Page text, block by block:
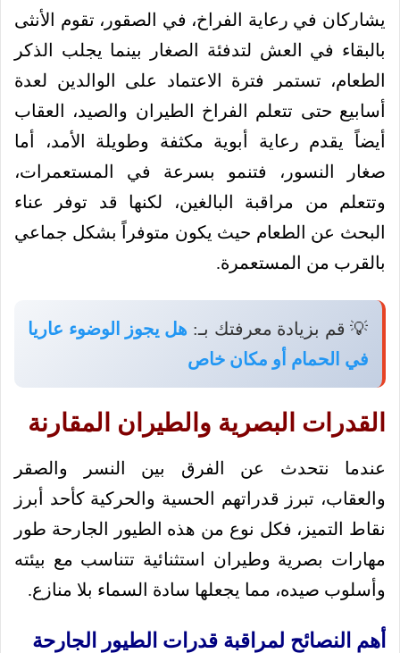
يشاركان في رعاية الفراخ، في الصقور، تقوم الأنثى
بالبقاء في العش لتدفئة الصغار بينما يجلب الذكر
الطعام، تستمر فترة الاعتماد على الوالدين لعدة
أسابيع حتى تتعلم الفراخ الطيران والصيد، العقاب
أيضاً يقدم رعاية أبوية مكثفة وطويلة الأمد، أما
صغار النسور، فتنمو بسرعة في المستعمرات،
وتتعلم من مراقبة البالغين، لكنها قد توفر عناء
البحث عن الطعام حيث يكون متوفراً بشكل جماعي
بالقرب من المستعمرة.
💡 قم بزيادة معرفتك بـ: هل يجوز الوضوء عاريا
في الحمام أو مكان خاص
القدرات البصرية والطيران المقارنة
عندما نتحدث عن الفرق بين النسر والصقر
والعقاب، تبرز قدراتهم الحسية والحركية كأحد أبرز
نقاط التميز، فكل نوع من هذه الطيور الجارحة طور
مهارات بصرية وطيران استثنائية تتناسب مع بيئته
وأسلوب صيده، مما يجعلها سادة السماء بلا منازع.
أهم النصائح لمراقبة قدرات الطيور الجارحة